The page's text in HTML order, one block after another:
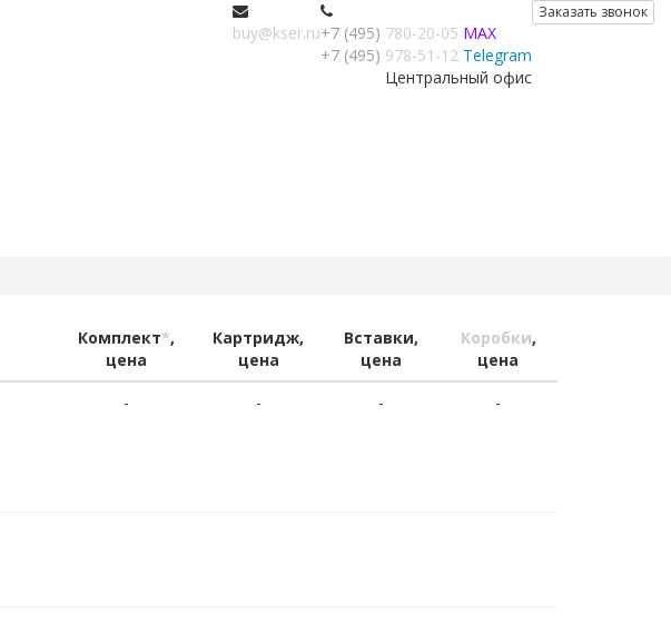
Заказать звонок
+7 (495) 780-20-05 MAX
+7 (495) 978-51-12 Telegram
Центральный офис
buy@kser.ru
Комплект*,
цена
Картридж,
цена
Вставки,
цена
Коробки,
цена
- - - -